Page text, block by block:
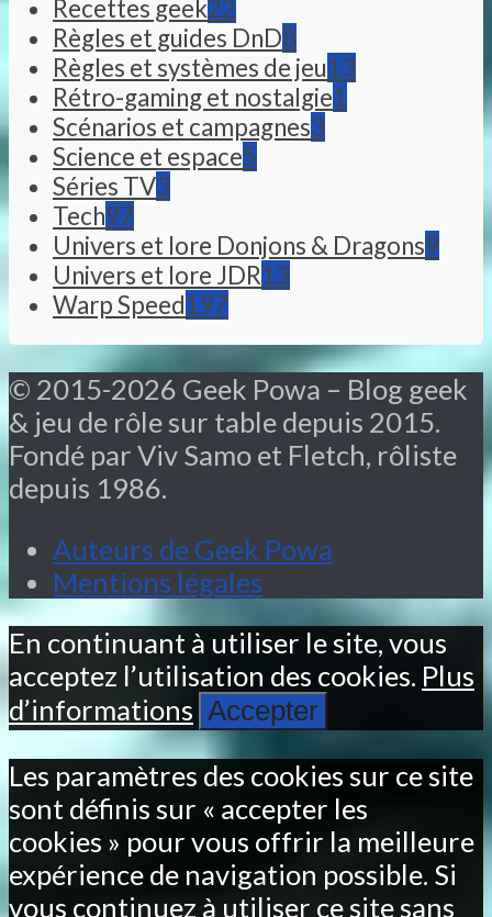
Recettes geek22
Règles et guides DnD8
Règles et systèmes de jeu13
Rétro-gaming et nostalgie1
Scénarios et campagnes3
Science et espace5
Séries TV3
Tech97
Univers et lore Donjons & Dragons9
Univers et lore JDR13
Warp Speed197
© 2015-2026 Geek Powa – Blog geek
& jeu de rôle sur table depuis 2015.
Fondé par Viv Samo et Fletch, rôliste
depuis 1986.
Auteurs de Geek Powa
Mentions légales
En continuant à utiliser le site, vous
acceptez l’utilisation des cookies. Plus
d’informations Accepter
Les paramètres des cookies sur ce site
sont définis sur « accepter les
cookies » pour vous offrir la meilleure
expérience de navigation possible. Si
vous continuez à utiliser ce site sans